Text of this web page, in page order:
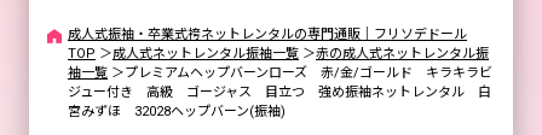
成人式振袖・卒業式袴ネットレンタルの専門通販｜フリソデドール
TOP ＞成人式ネットレンタル振袖一覧 ＞赤の成人式ネットレンタル振
袖一覧 ＞プレミアムヘップバーンローズ 赤/金/ゴールド キラキラビ
ジュー付き 高級 ゴージャス 目立つ 強め振袖ネットレンタル 白
宮みずほ 32028ヘップバーン(振袖)